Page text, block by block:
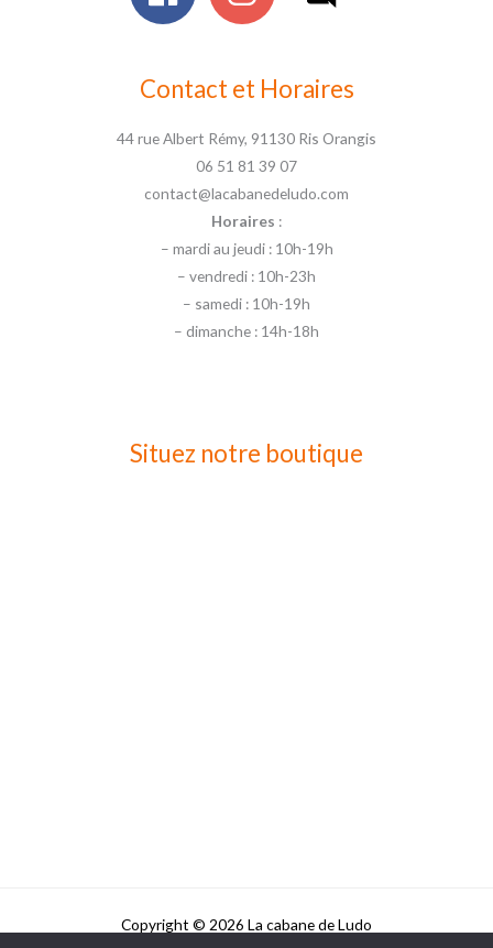
Contact et Horaires
44 rue Albert Rémy, 91130 Ris Orangis
06 51 81 39 07
contact@lacabanedeludo.com
Horaires :
– mardi au jeudi : 10h-19h
– vendredi : 10h-23h
– samedi : 10h-19h
– dimanche : 14h-18h
Situez notre boutique
Copyright © 2026 La cabane de Ludo